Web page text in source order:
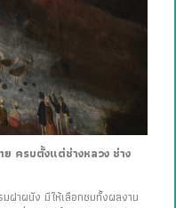
ครบตั้งแต่ช่างหลวง ช่าง
ฝาผนัง มีให้เลือกชมทั้งผลงาน